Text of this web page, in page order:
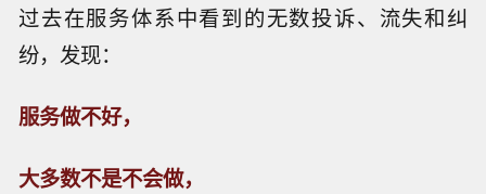
过去在服务体系中看到的无数投诉、流失和纠
纷，发现：
服务做不好，
大多数不是不会做，